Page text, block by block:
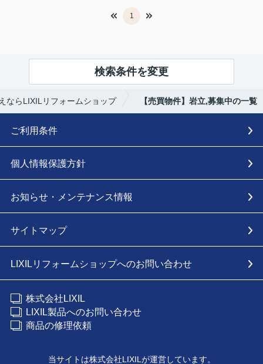
1
検索条件を変更
ならLIXILリフォームショップ 【売買物件】岩立,募集中の一覧
ご利用条件
個人情報保護方針
お知らせ・メンテナンス情報
サイトマップ
LIXILリフォームショップへのお問い合わせ
株式会社LIXIL
LIXIL製品へのお問い合わせ
商品の修理依頼
当サイトは株式会社LIXILが運営しています。